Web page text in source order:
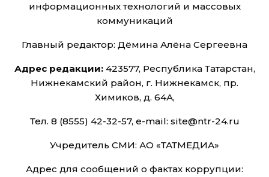
информационных технологий и массовых
коммуникаций
Главный редактор: Дёмина Алёна Сергеевна
Адрес редакции:423577, Республика Татарстан,
Нижнекамский район, г. Нижнекамск, пр.
Химиков, д. 64А,
Тел. 8 (8555) 42-32-57, e-mail: site@ntr-24.ru
Учредитель СМИ: АО «ТАТМЕДИА»
Адрес для сообщений о фактах коррупции: